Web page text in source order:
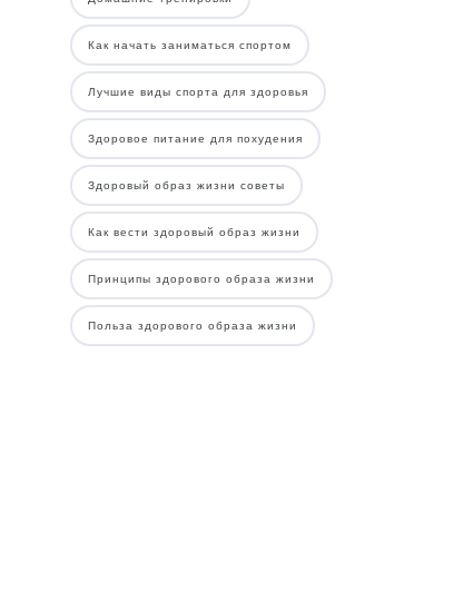
Как начать заниматься спортом
Лучшие виды спорта для здоровья
Здоровое питание для похудения
Здоровый образ жизни советы
Как вести здоровый образ жизни
Принципы здорового образа жизни
Польза здорового образа жизни